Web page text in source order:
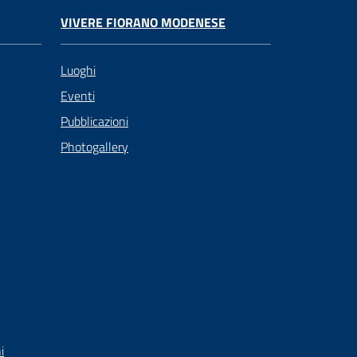
VIVERE FIORANO MODENESE
Luoghi
Eventi
Pubblicazioni
Photogallery